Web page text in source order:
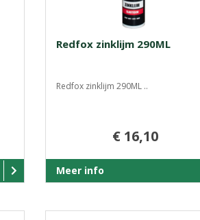
Redfox zinklijm 290ML
Redfox zinklijm 290ML ..
€ 16,10
Meer info